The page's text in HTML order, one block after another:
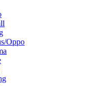
Oppo